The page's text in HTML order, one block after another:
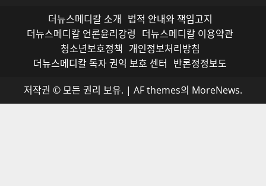
더뉴스메디칼 소개 법적 안내와 책임고지
더뉴스메디칼 언론윤리강령 더뉴스메디칼 이용약관
청소년보호정책 개인정보처리방침
더뉴스메디칼 독자 권익 보호 센터 반론정정보도
저작권 © 모든 권리 보유. | AF themes의 MoreNews.